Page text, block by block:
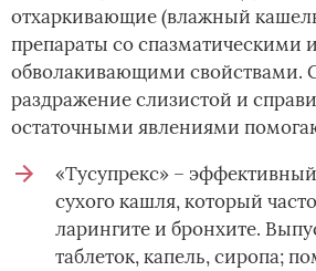
отхаркивающие (влажный
препараты со спазматическими
обволакивающими свойствами.
раздражение слизистой и
остаточными явлениями
«Тусупрекс» –
сухого кашля, который
ларингите и бронхите.
таблеток, капель, сиропа;